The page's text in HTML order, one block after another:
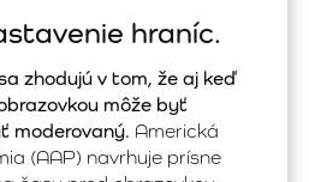
hraníc.
zhodujú v tom, že aj keď
môže byť
moderovaný. Americká
(AAP) navrhuje prísne